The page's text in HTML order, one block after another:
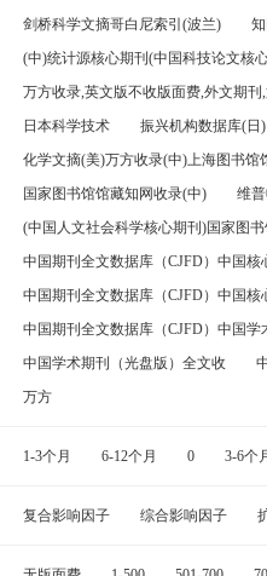
剑桥科学文摘哥白尼索引(波兰)
(中)统计源核心期刊(中国科技论文核
万方收录,英文版不收版面费,外文期刊
日本科学技术
振兴机构数据库(日)
化学文摘(美)万方收录(中)上海图书
国家图书馆馆藏知网收录(中)
维普
(中国人文社会科学核心期刊)国家图
中国期刊全文数据库（CJFD）中国核
中国期刊全文数据库（CJFD）中国
中国期刊全文数据库（CJFD）中国
中国学术期刊（光盘版）全文收
万方
1-3个月 6-12个月 0 3-6个
复合影响因子 综合影响因子